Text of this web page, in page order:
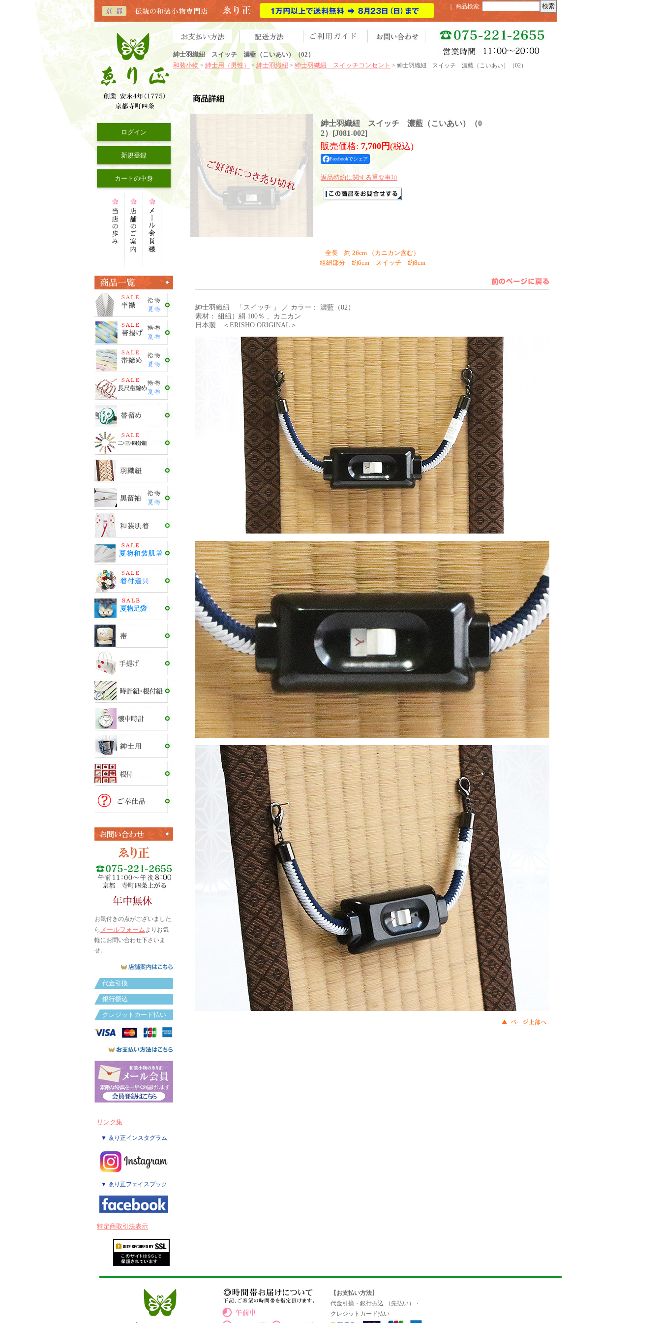
紳士羽織紐 スイッチ 濃藍（こいあい）（02）
和装小物 > 紳士用（男性） > 紳士羽織紐 > 紳士羽織紐 スイッチコンセント > 紳士羽織紐 スイッチ 濃藍（こいあい）（02）
商品検索:
ログイン
新規登録
カートの中身
お気付きの点がございました
ら メールフォームよりお気
軽にお問い合わせ下さいま
せ。
代金引換
銀行振込
クレジットカード払い
リンク集
▼ ゑり正インスタグラム
▼ ゑり正フェイスブック
特定商取引法表示
商品詳細
紳士羽織紐 スイッチ 濃藍（こいあい）（0
2） [J081-002]
販売価格: 7,700円(税込)
Facebookでシェア
返品特約に関する重要事項
全長 約 26cm （カニカン含む）
組紐部分 約6cm スイッチ 約8cm
紳士羽織紐 「スイッチ 」 ／ カラー： 濃藍（02）
素材： 組紐）絹 100％ 、カニカン
日本製 ＜ERISHO ORIGINAL＞
【お支払い方法】
代金引換・銀行振込 （先払い）・
クレジットカード払い